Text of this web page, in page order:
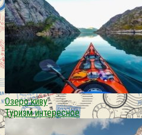
Озеро киву
Туризм интересное